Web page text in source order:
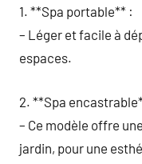
1. **Spa portable** :
– Léger et facile à
espaces.
2. **Spa
– Ce modèle offre
jardin, pour une